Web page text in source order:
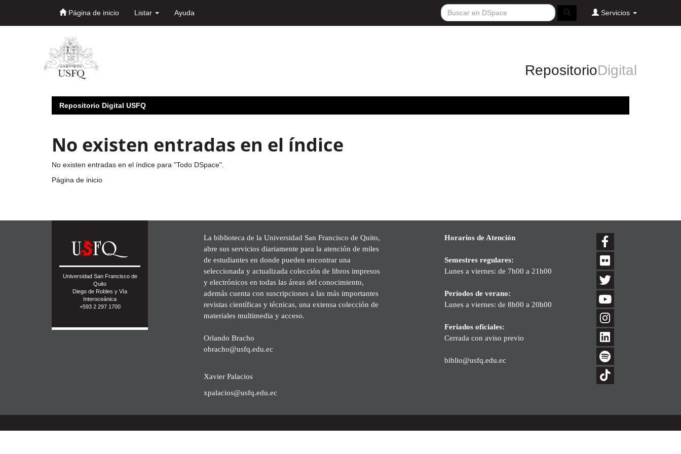
Página de inicio Listar Ayuda Servicios
RepositorioDigital
Repositorio Digital USFQ
No existen entradas en el índice
No existen entradas en el índice para "Todo DSpace".
Página de inicio
Universidad San Francisco de
Quito
Diego de Robles y Vía
Interoceánica
+593 2 297 1700
La biblioteca de la Universidad San Francisco de Quito,
abre sus servicios diariamente para la atención de miles
de estudiantes en donde pueden encontrar una
seleccionada y actualizada colección de libros impresos
y electrónicos en todas las áreas del conocimiento,
además cuenta con suscripciones a las más importantes
revistas científicas y técnicas, una extensa colección de
materiales multimedia y acceso.
Orlando Bracho
obracho@usfq.edu.ec
Xavier Palacios
xpalacios@usfq.edu.ec
Horarios de Atención
Semestres regulares:
Lunes a viernes: de 7h00 a 21h00
Períodos de verano:
Lunes a viernes: de 8h00 a 20h00
Feriados oficiales:
Cerrada con aviso previo
biblio@usfq.edu.ec